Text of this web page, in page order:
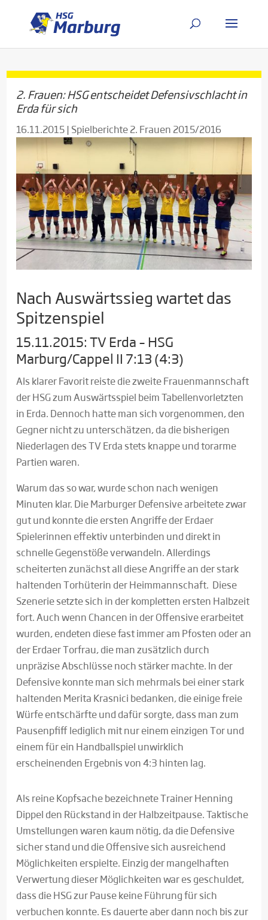
2. Frauen: HSG entscheidet Defensivschlacht in
Erda für sich
16.11.2015| Spielberichte 2. Frauen 2015/2016
Nach Auswärtssieg wartet das
Spitzenspiel
15.11.2015: TV Erda – HSG
Marburg/Cappel II 7:13 (4:3)
Als klarer Favorit reiste die zweite Frauenmannschaft
der HSG zum Auswärtsspiel beim Tabellenvorletzten
in Erda. Dennoch hatte man sich vorgenommen, den
Gegner nicht zu unterschätzen, da die bisherigen
Niederlagen des TV Erda stets knappe und torarme
Partien waren.
Warum das so war, wurde schon nach wenigen
Minuten klar. Die Marburger Defensive arbeitete zwar
gut und konnte die ersten Angriffe der Erdaer
Spielerinnen effektiv unterbinden und direkt in
schnelle Gegenstöße verwandeln. Allerdings
scheiterten zunächst all diese Angriffe an der stark
haltenden Torhüterin der Heimmannschaft. Diese
Szenerie setzte sich in der kompletten ersten Halbzeit
fort. Auch wenn Chancen in der Offensive erarbeitet
wurden, endeten diese fast immer am Pfosten oder an
der Erdaer Torfrau, die man zusätzlich durch
unpräzise Abschlüsse noch stärker machte. In der
Defensive konnte man sich mehrmals bei einer stark
haltenden Merita Krasnici bedanken, die einige freie
Würfe entschärfte und dafür sorgte, dass man zum
Pausenpfiff lediglich mit nur einem einzigen Tor und
einem für ein Handballspiel unwirklich
erscheinenden Ergebnis von 4:3 hinten lag.
Als reine Kopfsache bezeichnete Trainer Henning
Dippel den Rückstand in der Halbzeitpause. Taktische
Umstellungen waren kaum nötig, da die Defensive
sicher stand und die Offensive sich ausreichend
Möglichkeiten erspielte. Einzig der mangelhaften
Verwertung dieser Möglichkeiten war es geschuldet,
dass die HSG zur Pause keine Führung für sich
verbuchen konnte. Es dauerte aber dann noch bis zur